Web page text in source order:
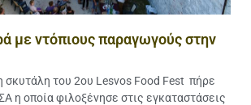
με ντόπιους παραγωγούς στην
σκυτάλη του 2oυ Lesvos Food Fest πήρε
οποία φιλοξένησε στις εγκαταστάσεις